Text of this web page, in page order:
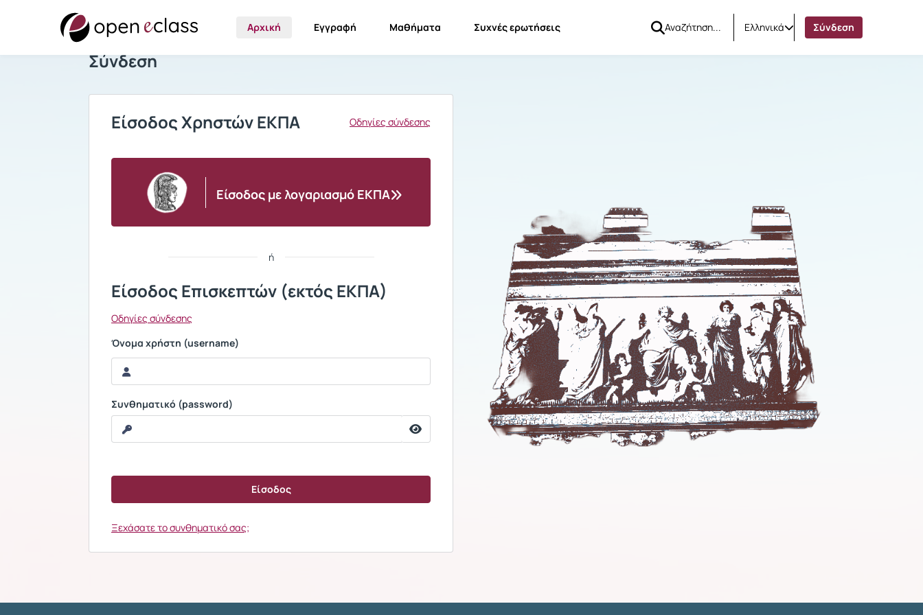
Αρχική Εγγραφή Μαθήματα Συχνές ερωτήσεις Ελληνικά Σύνδεση
Σύνδεση
Είσοδος Χρηστών ΕΚΠΑ Οδηγίες σύνδεσης
Είσοδος με λογαριασμό ΕΚΠΑ
ή
Είσοδος Επισκεπτών (εκτός ΕΚΠΑ)
Οδηγίες σύνδεσης
Όνομα χρήστη (username)
Συνθηματικό (password)
Ξεχάσατε το συνθηματικό σας;